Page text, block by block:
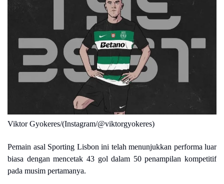
Viktor Gyokeres/(Instagram/@viktorgyokeres)
Pemain asal Sporting Lisbon ini telah menunjukkan performa luar
biasa dengan mencetak 43 gol dalam 50 penampilan kompetitif
pada musim pertamanya.